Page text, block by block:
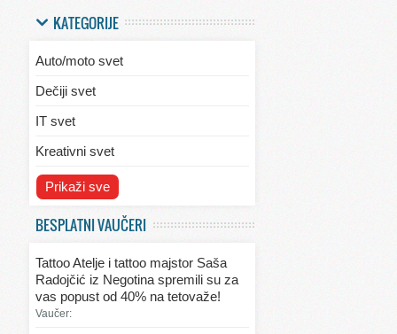
KATEGORIJE
Auto/moto svet
Dečiji svet
IT svet
Kreativni svet
Svet ekologije
Svet kulinarstva
Svet lepote
Prikaži sve
BESPLATNI VAUČERI
Tattoo Atelje i tattoo majstor Saša
Radojčić iz Negotina spremili su za
vas popust od 40% na tetovaže!
Vaučer: